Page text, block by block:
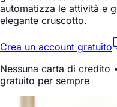
automatizza le attività e
elegante cruscotto.
Crea un account gratuito
Nessuna carta di credito
gratuito per sempre